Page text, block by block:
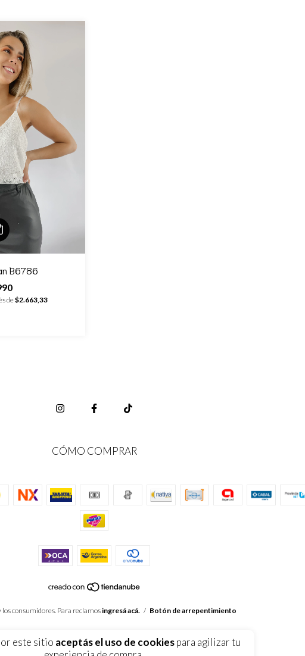
este sitio aceptás el uso de cookiespara agilizar tu
B6786
de$2.663,33
CÓMO COMPRAR
los consumidores. Para reclamosingresá acá. / Botón de arrepentimiento